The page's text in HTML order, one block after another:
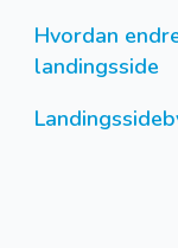
Hvordan
landingsside